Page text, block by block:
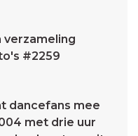
verzameling
#2259
dancefans mee
met drie uur